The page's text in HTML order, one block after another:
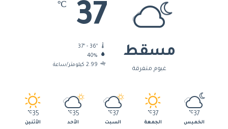
مسقط
غيوم متفرقة
37
℃
37º - 36º
40%
2.99 كيلومتر/ساعة
37
℃
الخميس
37
℃
الجمعة
37
℃
السبت
35
℃
الأحد
35
℃
الأثنين